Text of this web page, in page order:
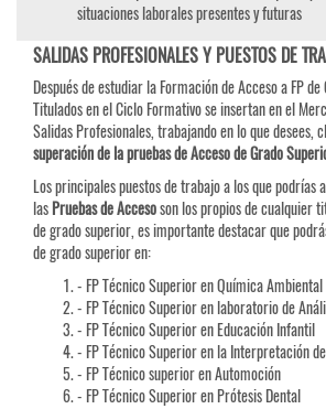
situaciones laborales presentes y futuras
SALIDAS PROFESIONALES Y PUESTOS DE
Después de estudiar la Formación de Acceso a FP
Titulados en el Ciclo Formativo se insertan en el
Salidas Profesionales, trabajando en lo que desees,
superación de la pruebas de Acceso de Grado
Los principales puestos de trabajo a los que podrías
lasPruebas deAccesoson los propios de cualquier
de grado superior, es importante destacar que
de grado superior en:
- FP Técnico Superior en Química Ambiental
- FP Técnico Superior en laboratorio de
- FP Técnico Superior en Educación Infantil
- FP Técnico Superior en la Interpretación
- FP Técnico superior en Automoción
- FP Técnico Superior en Prótesis Dental